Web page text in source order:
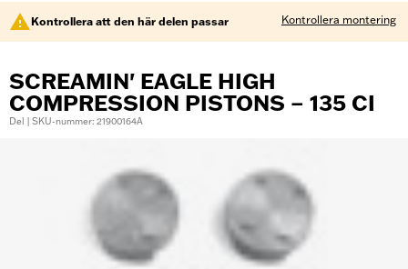
Kontrollera att den här delen passar Kontrollera montering
SCREAMIN' EAGLE HIGH
COMPRESSION PISTONS – 135 CI
Del | SKU-nummer: 21900164A